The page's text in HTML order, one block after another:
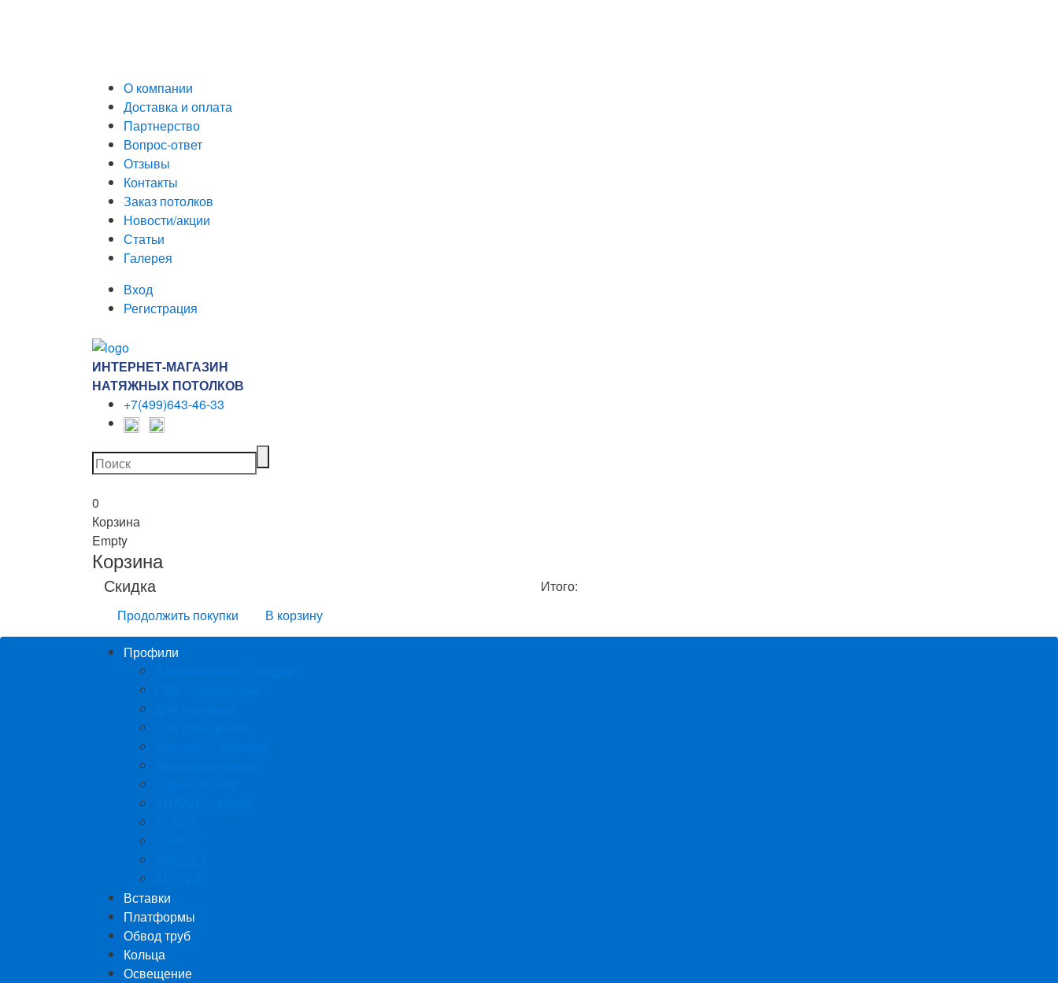
О компании
Доставка и оплата
Партнерство
Вопрос-ответ
Отзывы
Контакты
Заказ потолков
Новости/акции
Статьи
Галерея
Вход
Регистрация
ИНТЕРНЕТ-МАГАЗИН
НАТЯЖНЫХ ПОТОЛКОВ
+7(499)643-46-33
0
Корзина
Empty
Корзина
Скидка
Итого:
Продолжить покупки
В корзину
Профили
Вставки
Платформы
Обвод труб
Кольца
Освещение